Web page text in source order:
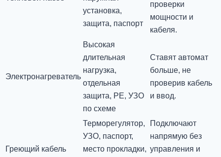
установка,
защита, паспорт
проверки
мощности и
кабеля.
Электронагреватель
Высокая
длительная
нагрузка,
отдельная
защита, PE, УЗО
по схеме
Ставят автомат
больше, не
проверив кабель
и ввод.
Греющий кабель
Терморегулятор,
УЗО, паспорт,
место прокладки,
Подключают
напрямую без
управления и